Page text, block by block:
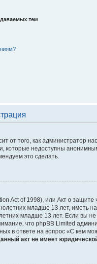
тем
от того, как администратор
которые недоступны
это сделать.
Act of 1998), или Акт о
младше 13 лет, иметь
младше 13 лет. Если вы
что phpBB Limited
в ответе на вопрос «С кем
акт не имеет